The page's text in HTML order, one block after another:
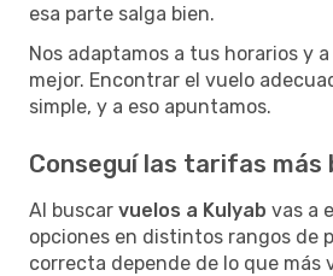
esa parte salga bien.
Nos adaptamos a tus horarios y
mejor. Encontrar el vuelo
simple, y a eso apuntamos.
Conseguí las tarifas más
Al buscar vuelos a Kulyab vas a
opciones en distintos rangos de
correcta depende de lo que más